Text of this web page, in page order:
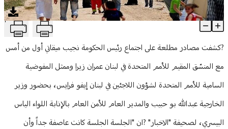
منوعات
العلاقة مع المفوضية تتأزّم والبيسري إلى سوريا قريباً T
Article Content
?كشفت مصادر مطلعة على اجتماع رئيس الحكومة نجيب ميقاتي أول من أمس
مع المنسّق المقيم للأمم المتحدة في لبنان عمران زيرا وممثل المفوضية
السامية للأمم المتحدة لشؤون اللاجئين في لبنان إيفو فرايس، بحضور وزير
الخارجية عبدالله بو حبيب والمدير العام للأمن العام بالإنابة اللواء الياس
البيسري، لصحيفة "الاخبار" ?ان "الجلسة الجلسة كانت عاصفة جداً وأن